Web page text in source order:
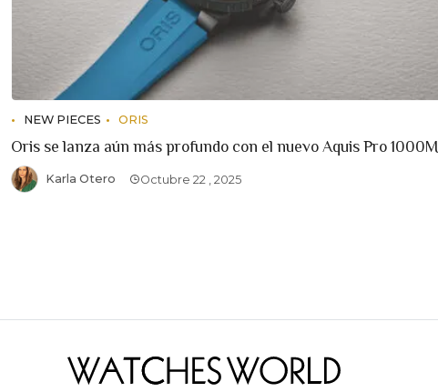
NEW PIECES ORIS
Oris se lanza aún más profundo con el nuevo Aquis Pro 1000M
Karla Otero Octubre 22 , 2025